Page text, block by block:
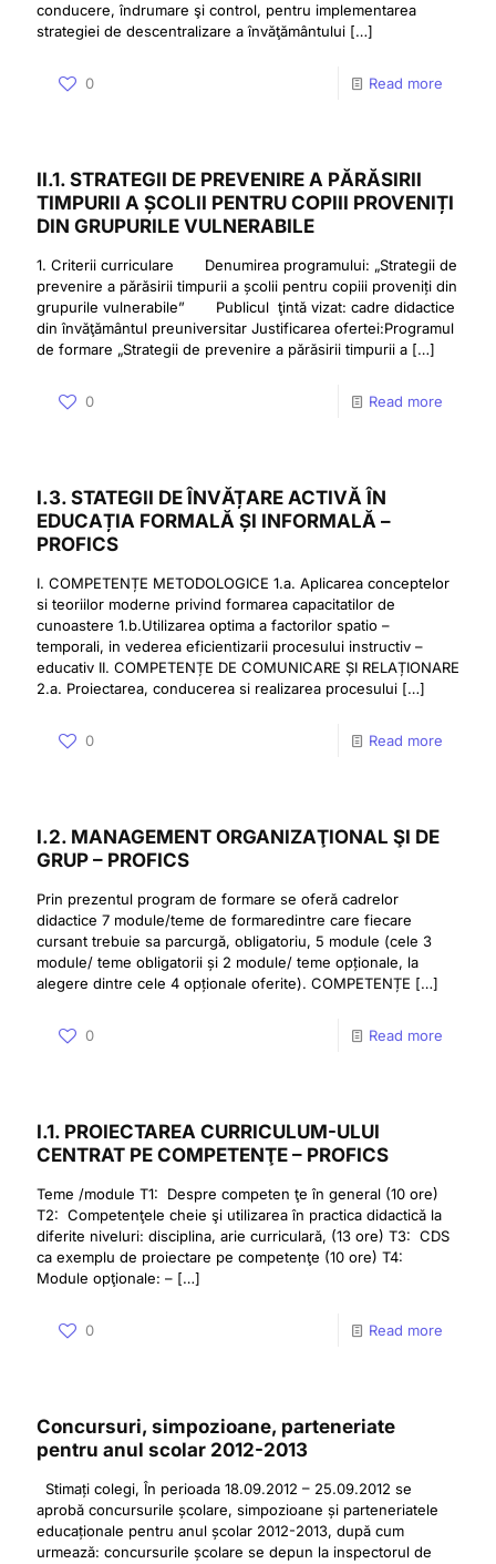
conducere, îndrumare şi control, pentru implementarea
strategiei de descentralizare a învăţământului […]
0 Read more
II.1. STRATEGII DE PREVENIRE A PĂRĂSIRII
TIMPURII A ȘCOLII PENTRU COPIII PROVENIȚI
DIN GRUPURILE VULNERABILE
1. Criterii curriculare Denumirea programului: „Strategii de
prevenire a părăsirii timpurii a școlii pentru copiii proveniți din
grupurile vulnerabile” Publicul ţintă vizat: cadre didactice
din învăţământul preuniversitar Justificarea ofertei:Programul
de formare „Strategii de prevenire a părăsirii timpurii a […]
0 Read more
I.3. STATEGII DE ÎNVĂȚARE ACTIVĂ ÎN
EDUCAȚIA FORMALĂ ȘI INFORMALĂ –
PROFICS
I. COMPETENȚE METODOLOGICE 1.a. Aplicarea conceptelor
si teoriilor moderne privind formarea capacitatilor de
cunoastere 1.b.Utilizarea optima a factorilor spatio –
temporali, in vederea eficientizarii procesului instructiv –
educativ II. COMPETENȚE DE COMUNICARE ȘI RELAȚIONARE
2.a. Proiectarea, conducerea si realizarea procesului […]
0 Read more
I.2. MANAGEMENT ORGANIZAŢIONAL ŞI DE
GRUP – PROFICS
Prin prezentul program de formare se oferă cadrelor
didactice 7 module/teme de formaredintre care fiecare
cursant trebuie sa parcurgă, obligatoriu, 5 module (cele 3
module/ teme obligatorii și 2 module/ teme opționale, la
alegere dintre cele 4 opționale oferite). COMPETENȚE […]
0 Read more
I.1. PROIECTAREA CURRICULUM-ULUI
CENTRAT PE COMPETENŢE – PROFICS
Teme /module T1: Despre competen ţe în general (10 ore)
T2: Competenţele cheie şi utilizarea în practica didactică la
diferite niveluri: disciplina, arie curriculară, (13 ore) T3: CDS
ca exemplu de proiectare pe competenţe (10 ore) T4:
Module opţionale: – […]
0 Read more
Concursuri, simpozioane, parteneriate
pentru anul scolar 2012-2013
Stimați colegi, În perioada 18.09.2012 – 25.09.2012 se
aprobă concursurile școlare, simpozioane și parteneriatele
educaționale pentru anul școlar 2012-2013, după cum
urmează: concursurile școlare se depun la inspectorul de